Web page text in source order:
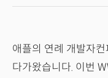
애플의 연례 개발자
다가왔습니다. 이번